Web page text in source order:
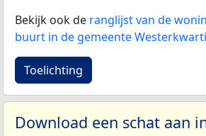
Bekijk ook de ranglijst van de
buurt in de gemeente
Toelichting
Download een schat aan